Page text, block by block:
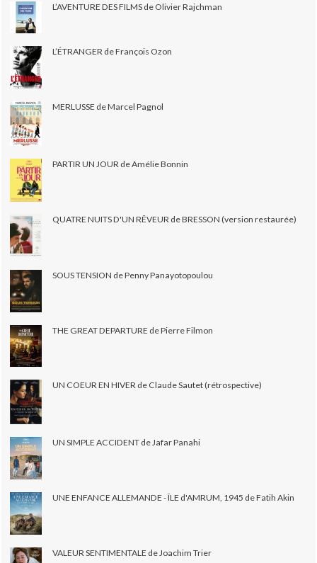
L’AVENTURE DES FILMS de Olivier Rajchman
L’ÉTRANGER de François Ozon
MERLUSSE de Marcel Pagnol
PARTIR UN JOUR de Amélie Bonnin
QUATRE NUITS D'UN RÊVEUR de BRESSON (version restaurée)
SOUS TENSION de Penny Panayotopoulou
THE GREAT DEPARTURE de Pierre Filmon
UN COEUR EN HIVER de Claude Sautet (rétrospective)
UN SIMPLE ACCIDENT de Jafar Panahi
UNE ENFANCE ALLEMANDE - ÎLE d'AMRUM, 1945 de Fatih Akin
VALEUR SENTIMENTALE de Joachim Trier